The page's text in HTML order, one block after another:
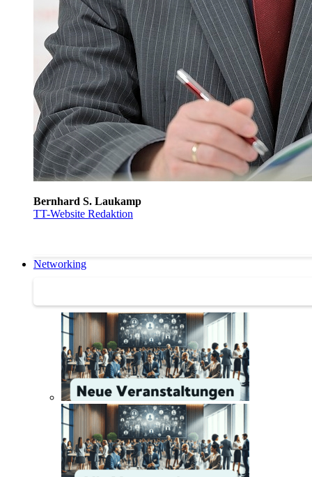
Bernhard S. Laukamp
TT-Website Redaktion
Networking